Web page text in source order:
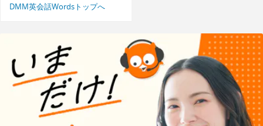
DMM英会話Wordsトップへ